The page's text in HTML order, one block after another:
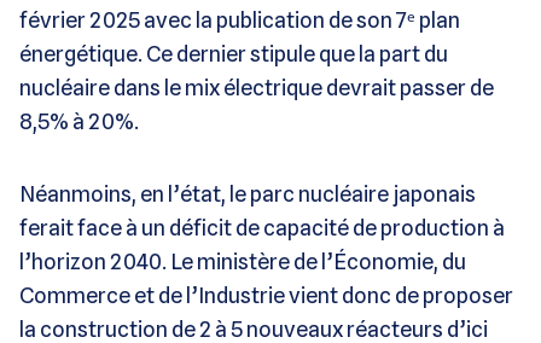
février 2025 avec la publication de son 7ᵉ plan
énergétique. Ce dernier stipule que la part du
nucléaire dans le mix électrique devrait passer de
8,5% à 20%.
Néanmoins, en l’état, le parc nucléaire japonais
ferait face à un déficit de capacité de production à
l’horizon 2040. Le ministère de l’Économie, du
Commerce et de l’Industrie vient donc de proposer
la construction de 2 à 5 nouveaux réacteurs d’ici